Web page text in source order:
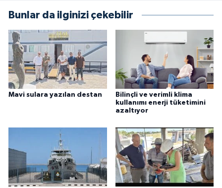
Bunlar da ilginizi çekebilir
Mavi sulara yazılan destan
Bilinçli ve verimli klima
kullanımı enerji tüketimini
azaltıyor